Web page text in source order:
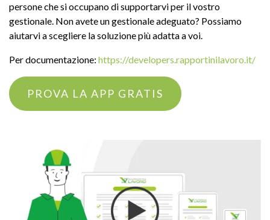
persone che si occupano di supportarvi per il vostro
gestionale. Non avete un gestionale adeguato? Possiamo
aiutarvi a scegliere la soluzione più adatta a voi.
Per documentazione: https://developers.rapportinilavoro.it/
PROVA LA APP GRATIS